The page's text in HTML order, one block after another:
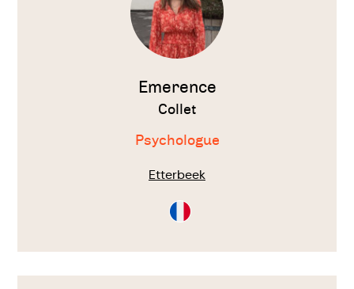
Emerence
Collet
Psychologue
Etterbeek
Consultation
en
Voir